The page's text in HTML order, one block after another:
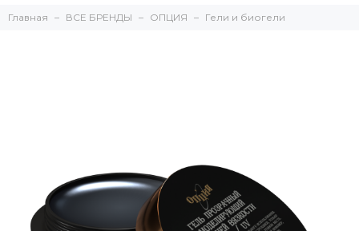
Главная ВСЕ БРЕНДЫ ОПЦИЯ Гели и биогели